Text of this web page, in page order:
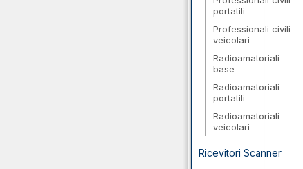
portatili
Professionali civili
veicolari
Radioamatoriali
base
Radioamatoriali
portatili
Radioamatoriali
veicolari
Ricevitori Scanner